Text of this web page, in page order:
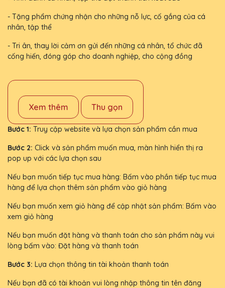
- Tặng phẩm chứng nhận cho những nỗ lực, cố gắng của cá
nhân, tập thể
- Tri ân, thay lời cảm ơn gửi đến những cá nhân, tổ chức đã
cống hiến, đóng góp cho doanh nghiệp, cho cộng đồng
Xem thêm Thu gọn
Bước 1: Truy cập website và lựa chọn sản phẩm cần mua
Bước 2: Click và sản phẩm muốn mua, màn hình hiển thị ra
pop up với các lựa chọn sau
Nếu bạn muốn tiếp tục mua hàng: Bấm vào phần tiếp tục mua
hàng để lựa chọn thêm sản phẩm vào giỏ hàng
Nếu bạn muốn xem giỏ hàng để cập nhật sản phẩm: Bấm vào
xem giỏ hàng
Nếu bạn muốn đặt hàng và thanh toán cho sản phẩm này vui
lòng bấm vào: Đặt hàng và thanh toán
Bước 3: Lựa chọn thông tin tài khoản thanh toán
Nếu bạn đã có tài khoản vui lòng nhập thông tin tên đăng